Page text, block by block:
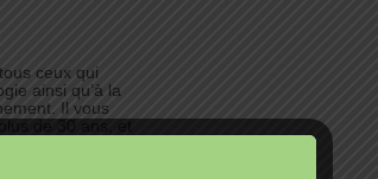
ceux qui
ainsi qu’à la
Il vous